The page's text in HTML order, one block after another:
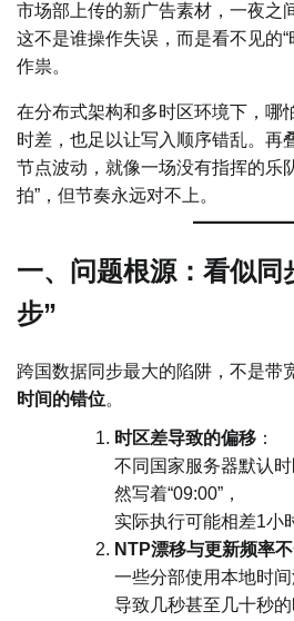
市场部上传的新广告素材，一夜之
这不是谁操作失误，而是看不见的“
作祟。
在分布式架构和多时区环境下，哪
时差，也足以让写入顺序错乱。再
节点波动，就像一场没有指挥的
拍”，但节奏永远对不上。
一、问题根源：看似同
步”
跨国数据同步最大的陷阱，不是带
时间的错位。
时区差导致的偏移 ：
不同国家服务器默认
然写着“09:00”，
实际执行可能相差1小
NTP漂移与更新频率
一些分部使用本地时间
导致几秒甚至几十秒